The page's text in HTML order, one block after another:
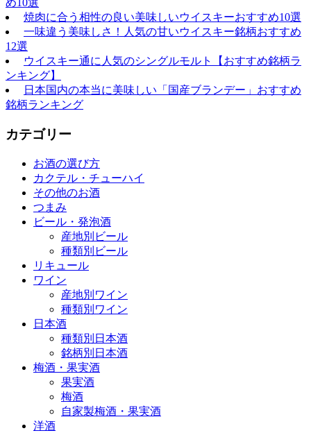
め10選
焼肉に合う相性の良い美味しいウイスキーおすすめ10選
一味違う美味しさ！人気の甘いウイスキー銘柄おすすめ
12選
ウイスキー通に人気のシングルモルト【おすすめ銘柄ラ
ンキング】
日本国内の本当に美味しい「国産ブランデー」おすすめ
銘柄ランキング
カテゴリー
お酒の選び方
カクテル・チューハイ
その他のお酒
つまみ
ビール・発泡酒
産地別ビール
種類別ビール
リキュール
ワイン
産地別ワイン
種類別ワイン
日本酒
種類別日本酒
銘柄別日本酒
梅酒・果実酒
果実酒
梅酒
自家製梅酒・果実酒
洋酒